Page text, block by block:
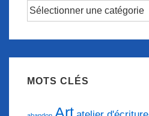
Catégories
MOTS CLÉS
Art